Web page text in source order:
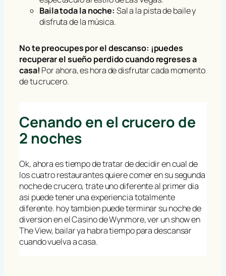
Baila toda la noche: Sal a la pista de baile y
disfruta de la música.
No te preocupes por el descanso: ¡puedes
recuperar el sueño perdido cuando regreses a
casa! Por ahora, es hora de disfrutar cada momento
de tu crucero.
Cenando en el crucero de
2 noches
Ok, ahora es tiempo de tratar de decidir en cual de
los cuatro restaurantes quiere comer en su segunda
noche de crucero, trate uno diferente al primer dia
asi puede tener una experiencia totalmente
diferente. hoy tambien puede terminar su noche de
diversion en el Casino de Wynmore, ver un show en
The View, bailar ya habra tiempo para descansar
cuando vuelva a casa.